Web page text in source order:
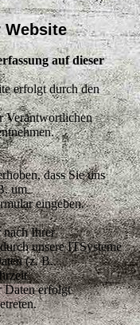
Website
auf dieser
erfolgt durch den
Verantwortlichen
dass Sie uns
um
eingeben.
nach Ihrer
unsere ITSysteme
(z. B.
Daten erfolgt